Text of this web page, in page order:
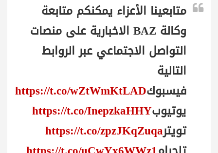
متابعينا الأعزاء يمكنكم متابعة
وكالة BAZ الاخبارية على منصات
التواصل الاجتماعي عبر الروابط
التالية
فيسبوكhttps://t.co/wZtWmKtLAD
يوتيوبhttps://t.co/InepzkaHHY
تويترhttps://t.co/zpzJKqZuqa